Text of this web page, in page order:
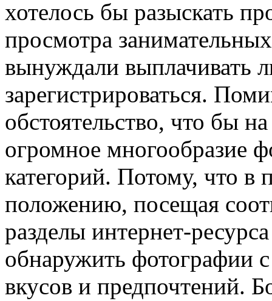
хотелось бы разыскать
просмотра
вынуждали выплачивать
зарегистрироваться.
обстоятельство, что бы
огромное многообразие
категорий. Потому, что в
положению, посещая
разделы интернет-
обнаружить фотографии
вкусов и предпочтений.